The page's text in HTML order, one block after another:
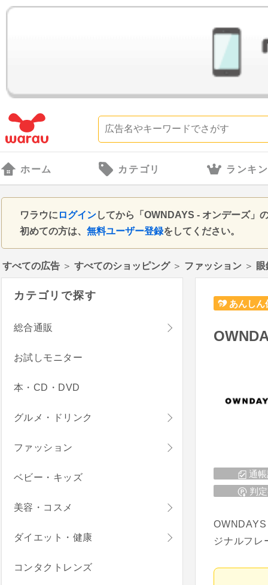
ホーム カテゴリ ランキ
ワラウに ログインしてから「OWNDAYS - オンデーズ」
初めての方は、 無料ユーザー登録をしてください。
すべての広告 ＞ すべてのショッピング＞ ファッション ＞ 眼
あんしん
通
判
ジナルフレ
カテゴリで探す
総合通販
お試しモニター
本・CD・DVD
グルメ・ドリンク
ファッション
ベビー・キッズ
美容・コスメ
ダイエット・健康
コンタクトレンズ